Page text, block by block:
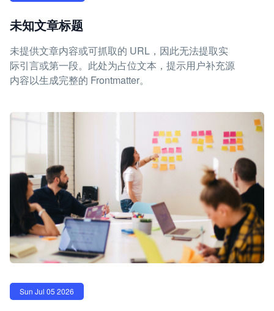
未知文章标题
未提供文章内容或可抓取的 URL，因此无法提取实
际引言或第一段。此处为占位文本，提示用户补充源
内容以生成完整的 Frontmatter。
Sun Jul 05 2026